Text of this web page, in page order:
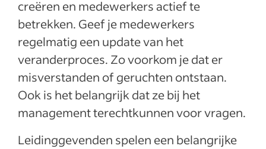
creëren en medewerkers actief te
betrekken. Geef je medewerkers
regelmatig een update van het
veranderproces. Zo voorkom je dat er
misverstanden of geruchten ontstaan.
Ook is het belangrijk dat ze bij het
management terechtkunnen voor vragen.
Leidinggevenden spelen een belangrijke